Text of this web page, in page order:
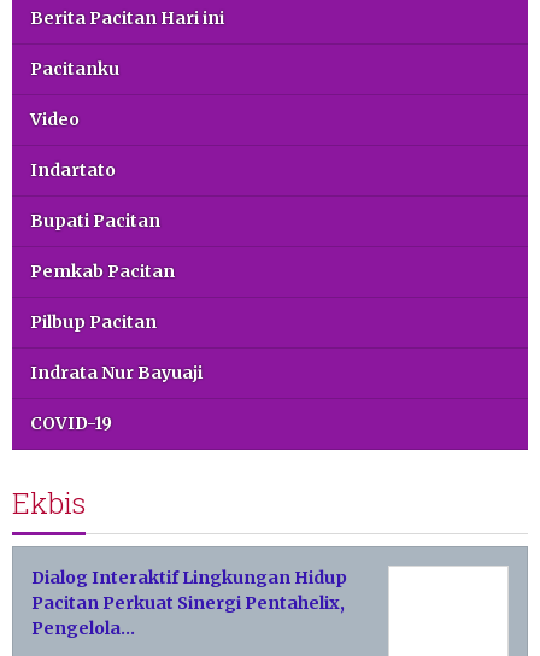
Berita Pacitan Hari ini
Pacitanku
Video
Indartato
Bupati Pacitan
Pemkab Pacitan
Pilbup Pacitan
Indrata Nur Bayuaji
COVID-19
Ekbis
Dialog Interaktif Lingkungan Hidup
Pacitan Perkuat Sinergi Pentahelix,
Pengelola…